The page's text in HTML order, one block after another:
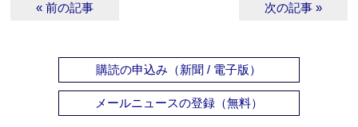
« 前の記事 次の記事 »
購読の申込み（新聞 / 電子版）
メールニュースの登録（無料）